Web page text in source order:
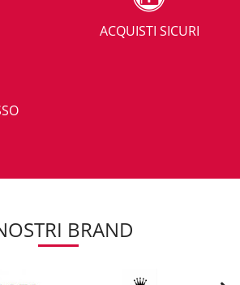
ACQUISTI SICURI
BRAND